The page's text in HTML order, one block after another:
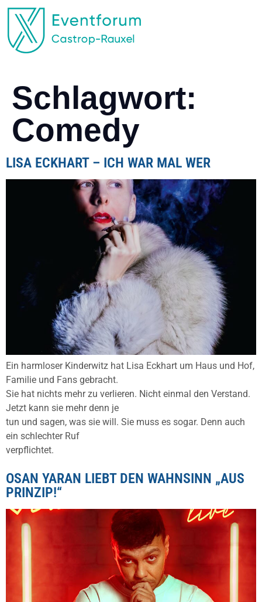
Schlagwort:
Comedy
LISA ECKHART – ICH WAR MAL WER
Ein harmloser Kinderwitz hat Lisa Eckhart um Haus und Hof,
Familie und Fans gebracht.
Sie hat nichts mehr zu verlieren. Nicht einmal den Verstand.
Jetzt kann sie mehr denn je
tun und sagen, was sie will. Sie muss es sogar. Denn auch
ein schlechter Ruf
verpflichtet.
OSAN YARAN LIEBT DEN WAHNSINN „AUS
PRINZIP!“